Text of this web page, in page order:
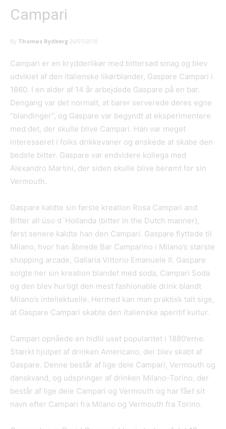
Campari
By Thomas Rydberg 26/07/2018
Campari er en krydderlikør med bittersød smag og blev
udviklet af den italienske likørblander, Gaspare Campari i
1860. I en alder af 14 år arbejdede Gaspare på en bar.
Dengang var det normalt, at barer serverede deres egne
”blandinger”, og Gaspare var begyndt at eksperimentere
med det, der skulle blive Campari. Han var meget
interesseret i folks drikkevaner og ønskede at skabe den
bedste bitter. Gaspare var endvidere kollega med
Alexandro Martini, der siden skulle blive berømt for sin
Vermouth.
Gaspare kaldte sin første kreation Rosa Campari and
Bitter all úso d´Hollanda (bitter in the Dutch manner),
først senere kaldte han den Campari. Gaspare flyttede til
Milano, hvor han åbnede Bar Camparino i Milano’s største
shopping arcade, Gallaria Vittorio Emanuele II. Gaspare
solgte her sin kreation blandet med soda, Campari Soda
og den blev hurtigt den mest fashionable drink blandt
Milano’s intellektuelle. Hermed kan man praktisk talt sige,
at Gaspare Campari skabte den italienske aperitif kultur.
Campari opnåede en hidtil uset popularitet i 1880’erne.
Stærkt hjulpet af drinken Americano, der blev skabt af
Gaspare. Denne består af lige dele Campari, Vermouth og
danskvand, og udspringer af drinken Milano-Torino, der
består af lige dele Campari og Vermouth og har fået sit
navn efter Campari fra Milano og Vermouth fra Torino.